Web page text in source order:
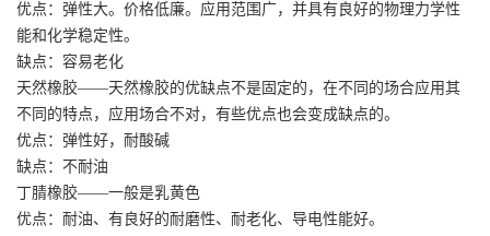
优点：弹性大。价格低廉。应用范围广，并具有良好的物理力学性
能和化学稳定性。
缺点：容易老化
天然橡胶——天然橡胶的优缺点不是固定的，在不同的场合应用其
不同的特点，应用场合不对，有些优点也会变成缺点的。
优点：弹性好，耐酸碱
缺点：不耐油
丁腈橡胶——一般是乳黄色
优点：耐油、有良好的耐磨性、耐老化、导电性能好。